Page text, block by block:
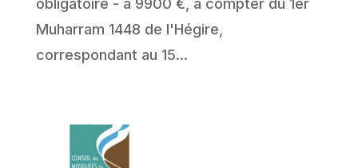
obligatoire - à 9900 €, à compter du 1er
Muharram 1448 de I'Hégire,
correspondant au 15...